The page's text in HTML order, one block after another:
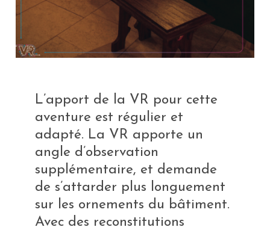
L’apport de la VR pour cette
aventure est régulier et
adapté. La VR apporte un
angle d’observation
supplémentaire, et demande
de s’attarder plus longuement
sur les ornements du bâtiment.
Avec des reconstitutions